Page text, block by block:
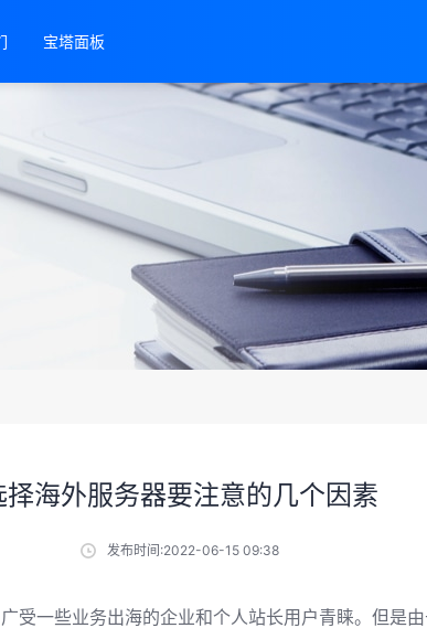
宝塔面板
择海外服务器要注意的几个因素
发布时间:2022-06-15 09:38
受一些业务出海的企业和个人站长用户青睐。但是